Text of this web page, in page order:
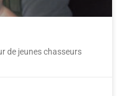
de jeunes chasseurs